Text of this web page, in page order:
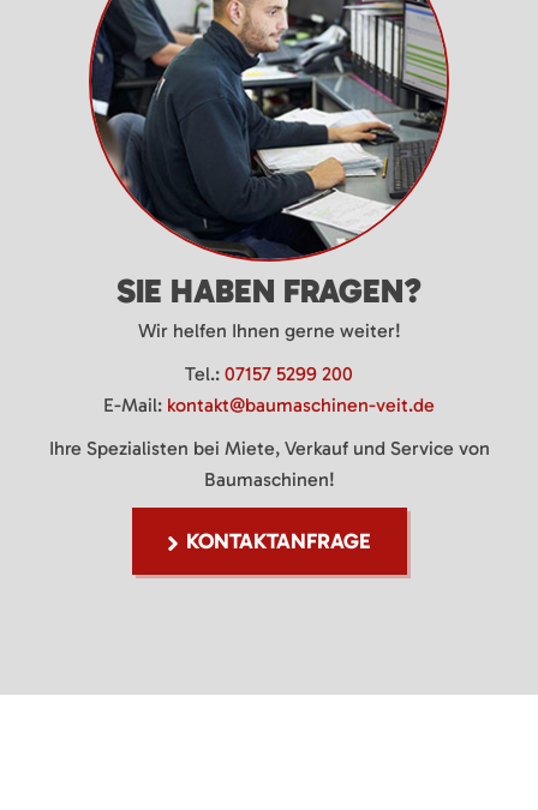
SIE HABEN FRAGEN?
Wir helfen Ihnen gerne weiter!
Tel.: 07157 5299 200
E-Mail: kontakt@baumaschinen-veit.de
Ihre Spezialisten bei Miete, Verkauf und Service von
Baumaschinen!
KONTAKTANFRAGE